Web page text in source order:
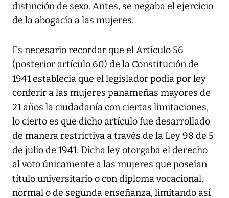
distinción de sexo. Antes, se negaba el ejercicio
de la abogacía a las mujeres.
Es necesario recordar que el Artículo 56
(posterior artículo 60) de la Constitución de
1941 establecía que el legislador podía por ley
conferir a las mujeres panameñas mayores de
21 años la ciudadanía con ciertas limitaciones,
lo cierto es que dicho artículo fue desarrollado
de manera restrictiva a través de la Ley 98 de 5
de julio de 1941. Dicha ley otorgaba el derecho
al voto únicamente a las mujeres que poseían
título universitario o con diploma vocacional,
normal o de segunda enseñanza, limitando así